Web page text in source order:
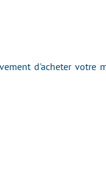
d'acheter